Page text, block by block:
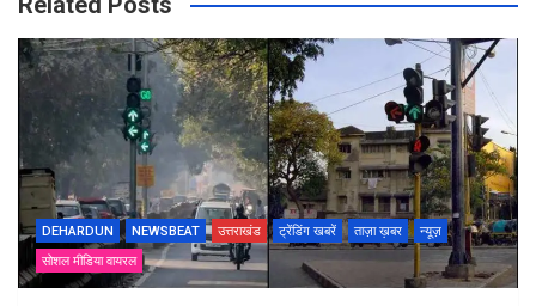
DEHARDUN NEWSBEAT उत्तराखंड ट्रेंडिंग खबरें ताज़ा ख़बर
न्यूज़
सोशल मीडिया वायरल